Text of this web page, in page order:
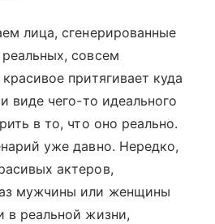
лица, сгенерированные
совсем
притягивает куда
виде чего-то идеального
в то, что оно реально.
уже давно. Нередко,
актеров,
мужчины или женщины
реальной жизни,